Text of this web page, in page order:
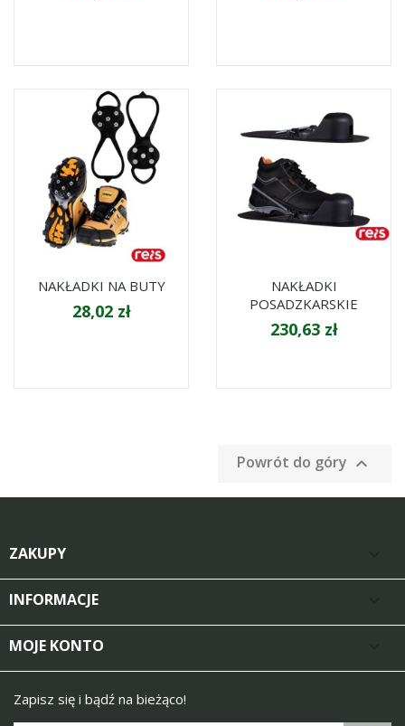
NAKŁADKI NA BUTY
28,02 zł
NAKŁADKI
POSADZKARSKIE
230,63 zł
Powrót do góry 
ZAKUPY
INFORMACJE
MOJE KONTO
Zapisz się i bądź na bieżąco!